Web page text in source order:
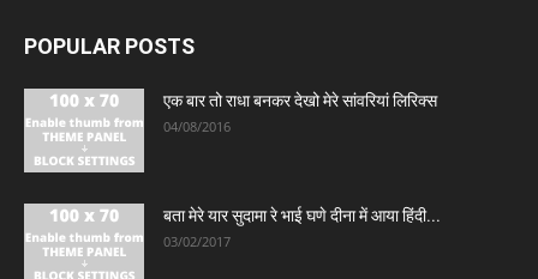
POPULAR POSTS
एक बार तो राधा बनकर देखो मेरे सांवरियां लिरिक्स
04/08/2016
बता मेरे यार सुदामा रे भाई घणे दीना में आया हिंदी...
03/02/2017